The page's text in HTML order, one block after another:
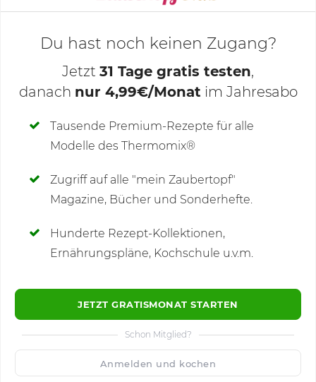
Deine Notizen
Du hast noch keinen Zugang?
Jetzt 31 Tage gratis testen,
danach nur 4,99€/Monat im Jahresabo
Tausende Premium-Rezepte für alle
Modelle des Thermomix®
Zugriff auf alle "mein Zaubertopf"
Magazine, Bücher und Sonderhefte.
Hunderte Rezept-Kollektionen,
Ernährungspläne, Kochschule u.v.m.
JETZT GRATISMONAT STARTEN
Schon Mitglied?
Anmelden und kochen
Kommentare(2)
🙂 Speichern